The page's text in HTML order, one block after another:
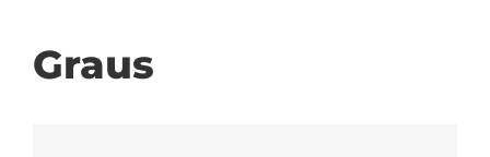
Graus